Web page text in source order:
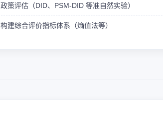
政策评估（DID、PSM-DID 等准自然实验）
构建综合评价指标体系（熵值法等）